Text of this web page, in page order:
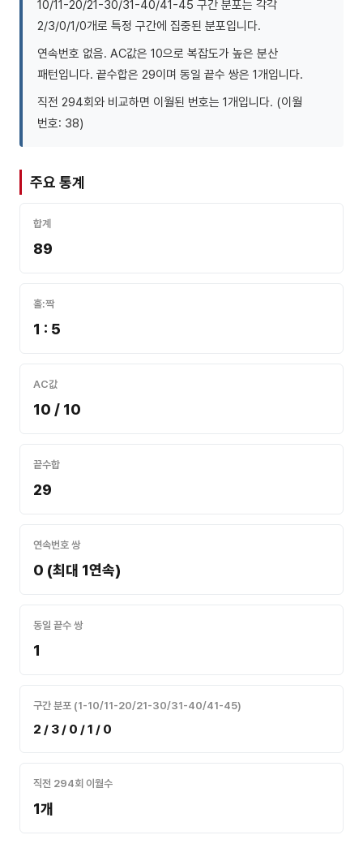
10/11-20/21-30/31-40/41-45 구간 분포는 각각
2/3/0/1/0개로 특정 구간에 집중된 분포입니다.
연속번호 없음. AC값은 10으로 복잡도가 높은 분산
패턴입니다. 끝수합은 29이며 동일 끝수 쌍은 1개입니다.
직전 294회와 비교하면 이월된 번호는 1개입니다. (이월
번호: 38)
주요 통계
합계
89
홀:짝
1 : 5
AC값
10 / 10
끝수합
29
연속번호 쌍
0 (최대 1연속)
동일 끝수 쌍
1
구간 분포 (1-10/11-20/21-30/31-40/41-45)
2 / 3 / 0 / 1 / 0
직전 294회 이월수
1개